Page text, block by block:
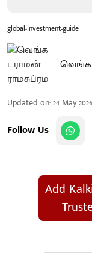
global-investment-guide
Updated on:24 May
Follow Us
Add